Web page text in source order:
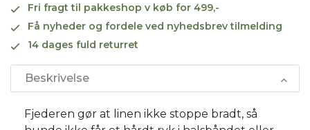
Fri fragt til pakkeshop v køb for 499,-
Få nyheder og fordele ved nyhedsbrev tilmelding
14 dages fuld returret
Beskrivelse
Fjederen gør at linen ikke stoppe bradt, så